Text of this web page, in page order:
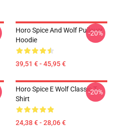
Horo Spice And Wolf Pullover
Hoodie
39,51 € - 45,95 €
-20%
Horo Spice E Wolf Classic T-
Shirt
24,38 € - 28,06 €
-20%